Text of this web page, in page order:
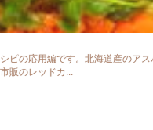
ピの応用編です。北海道産のア
販のレッドカ...